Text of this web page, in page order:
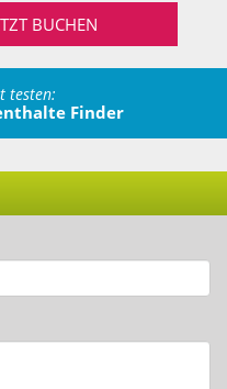
BUCHEN
testen:
Finder